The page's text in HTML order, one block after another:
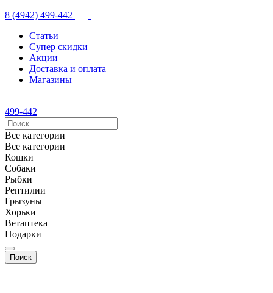
8 (4942) 499-442
Статьи
Супер скидки
Акции
Доставка и оплата
Магазины
499-442
Все категории
Все категории
Кошки
Собаки
Рыбки
Рептилии
Грызуны
Хорьки
Ветаптека
Подарки